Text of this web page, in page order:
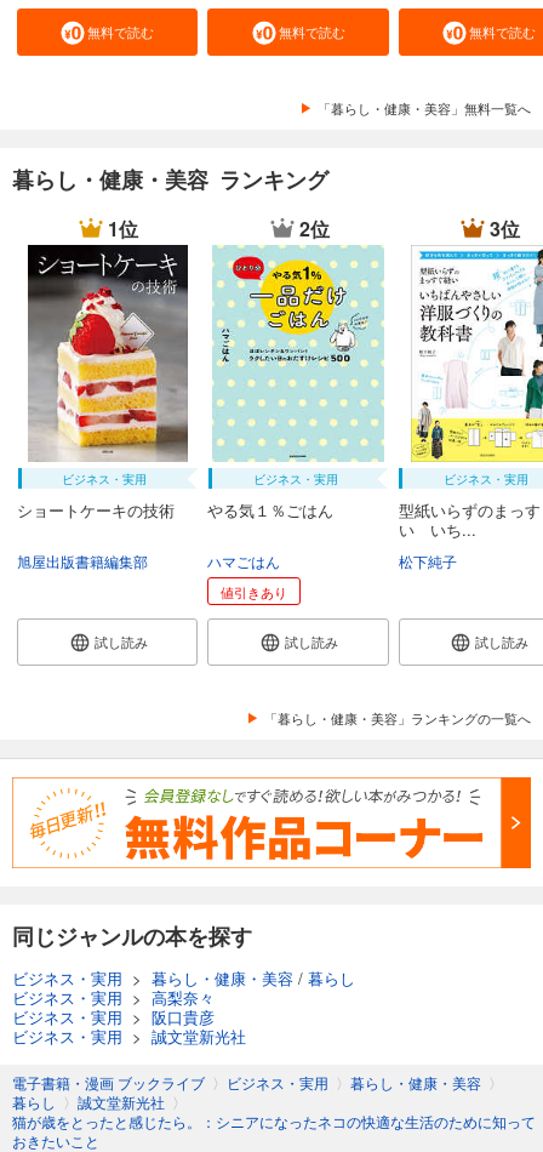
無料で読む 無料で読む 無料で読む
「暮らし・健康・美容」無料一覧へ
暮らし・健康・美容 ランキング
1位
ビジネス・実用
ショートケーキの技術
旭屋出版書籍編集部
試し読み
2位
ビジネス・実用
やる気１％ごはん
ハマごはん
値引きあり
試し読み
3位
ビジネス・実用
型紙いらずのまっ
い いち...
松下純子
試し読み
「暮らし・健康・美容」ランキングの一覧へ
同じジャンルの本を探す
ビジネス・実用 > 暮らし・健康・美容 / 暮らし
ビジネス・実用 > 高梨奈々
ビジネス・実用 > 阪口貴彦
ビジネス・実用 > 誠文堂新光社
電子書籍・漫画 ブックライブ 〉 ビジネス・実用 〉 暮らし・健康・美容 〉
暮らし 〉 誠文堂新光社 〉
猫が歳をとったと感じたら。：シニアになったネコの快適な生活のために知って
おきたいこと